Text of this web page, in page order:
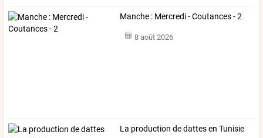
Manche : Mercredi - Coutances - 2
8 août 2026
La production de dattes en Tunisie